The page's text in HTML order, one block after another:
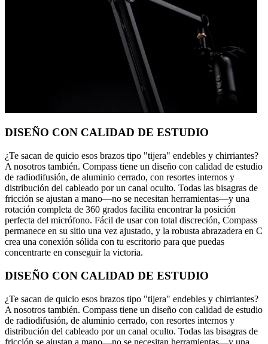
DISEÑO CON CALIDAD DE ESTUDIO
¿Te sacan de quicio esos brazos tipo "tijera" endebles y chirriantes?
A nosotros también. Compass tiene un diseño con calidad de estudio
de radiodifusión, de aluminio cerrado, con resortes internos y
distribución del cableado por un canal oculto. Todas las bisagras de
fricción se ajustan a mano—no se necesitan herramientas—y una
rotación completa de 360 grados facilita encontrar la posición
perfecta del micrófono. Fácil de usar con total discreción, Compass
permanece en su sitio una vez ajustado, y la robusta abrazadera en C
crea una conexión sólida con tu escritorio para que puedas
concentrarte en conseguir la victoria.
DISEÑO CON CALIDAD DE ESTUDIO
¿Te sacan de quicio esos brazos tipo "tijera" endebles y chirriantes?
A nosotros también. Compass tiene un diseño con calidad de estudio
de radiodifusión, de aluminio cerrado, con resortes internos y
distribución del cableado por un canal oculto. Todas las bisagras de
fricción se ajustan a mano—no se necesitan herramientas—y una